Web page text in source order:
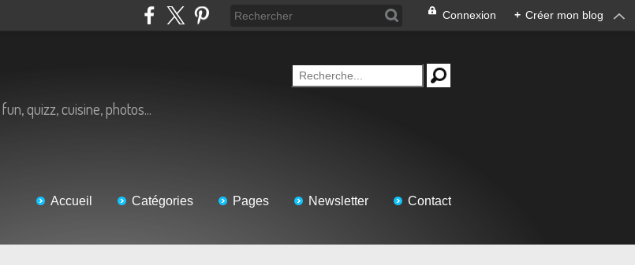
Connexion + Créer mon blog
quizz, cuisine, photos...
Accueil Catégories Pages Newsletter Contact